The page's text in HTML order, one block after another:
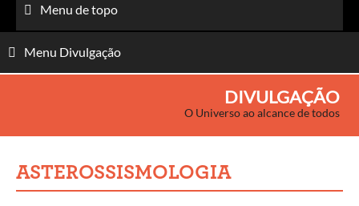
Menu de topo
Menu Divulgação
DIVULGAÇÃO
O Universo ao alcance de todos
ASTEROSSISMOLOGIA